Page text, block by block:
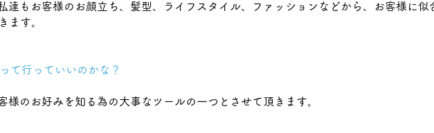
達もお客様のお顔立ち、髪型、ライフスタイル、ファッションなどから、お客様に似
ます。
て行っていいのかな？
様のお好みを知る為の大事なツールの一つとさせて頂きます。